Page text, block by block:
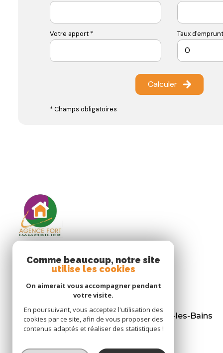
Votre apport * Taux
Calculer
* Champs obligatoires
Agence Fort Immobilier
2 place Gaston Robert - 17840 La Brée-les-Bains
Comme beaucoup, notre site
utilise les cookies
On aimerait vous accompagner pendant
votre visite.
En poursuivant, vous acceptez l'utilisation des
cookies par ce site, afin de vous proposer des
contenus adaptés et réaliser des statistiques !